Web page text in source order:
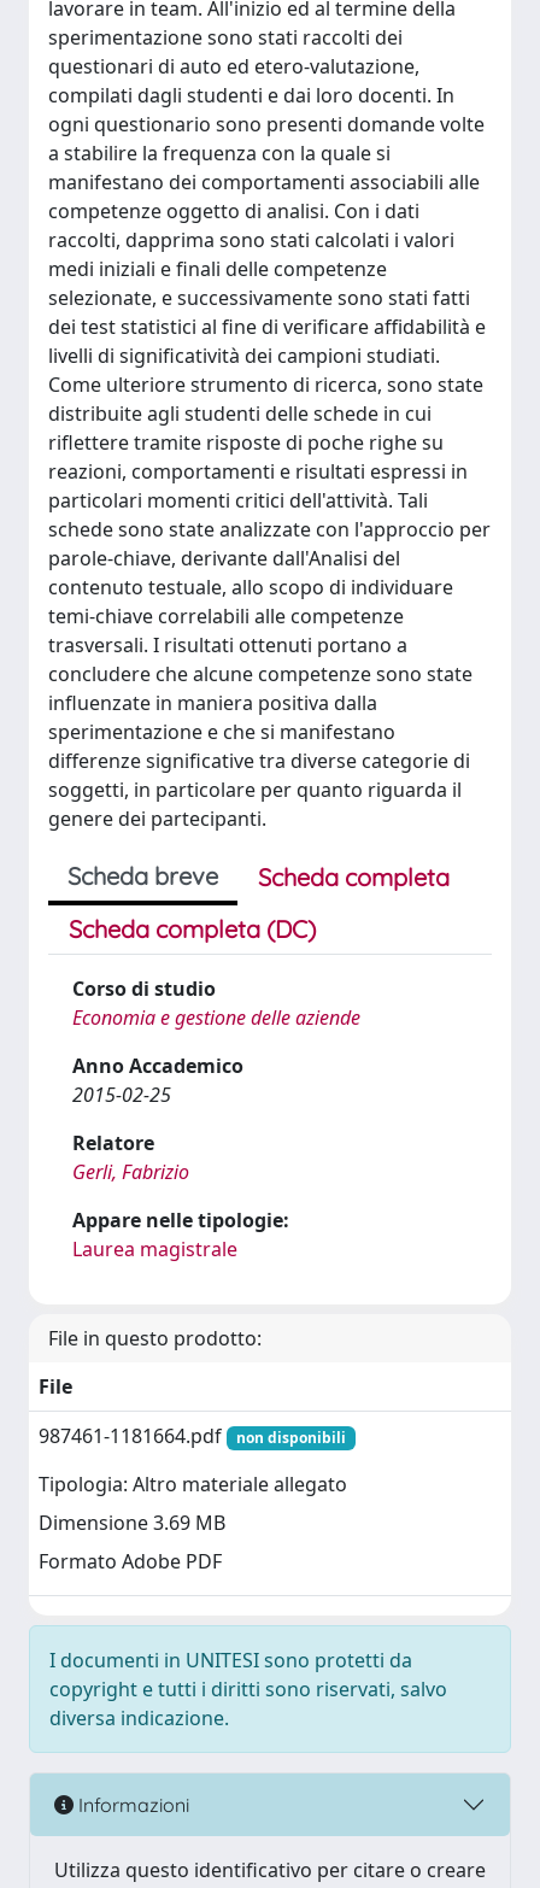
lavorare in team. All'inizio ed al termine della
sperimentazione sono stati raccolti dei
questionari di auto ed etero-valutazione,
compilati dagli studenti e dai loro docenti. In
ogni questionario sono presenti domande volte
a stabilire la frequenza con la quale si
manifestano dei comportamenti associabili alle
competenze oggetto di analisi. Con i dati
raccolti, dapprima sono stati calcolati i valori
medi iniziali e finali delle competenze
selezionate, e successivamente sono stati fatti
dei test statistici al fine di verificare affidabilità e
livelli di significatività dei campioni studiati.
Come ulteriore strumento di ricerca, sono state
distribuite agli studenti delle schede in cui
riflettere tramite risposte di poche righe su
reazioni, comportamenti e risultati espressi in
particolari momenti critici dell'attività. Tali
schede sono state analizzate con l'approccio per
parole-chiave, derivante dall'Analisi del
contenuto testuale, allo scopo di individuare
temi-chiave correlabili alle competenze
trasversali. I risultati ottenuti portano a
concludere che alcune competenze sono state
influenzate in maniera positiva dalla
sperimentazione e che si manifestano
differenze significative tra diverse categorie di
soggetti, in particolare per quanto riguarda il
genere dei partecipanti.
Scheda breve
Scheda completa
Scheda completa (DC)
Corso di studio
Economia e gestione delle aziende
Anno Accademico
2015-02-25
Relatore
Gerli, Fabrizio
Appare nelle tipologie:
Laurea magistrale
File in questo prodotto:
File
987461-1181664.pdf
non disponibili
Tipologia: Altro materiale allegato
Dimensione 3.69 MB
Formato Adobe PDF
I documenti in UNITESI sono protetti da
copyright e tutti i diritti sono riservati, salvo
diversa indicazione.
Informazioni
Utilizza questo identificativo per citare o creare